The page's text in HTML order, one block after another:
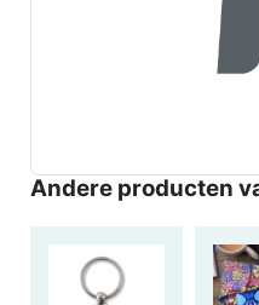
Andere producten